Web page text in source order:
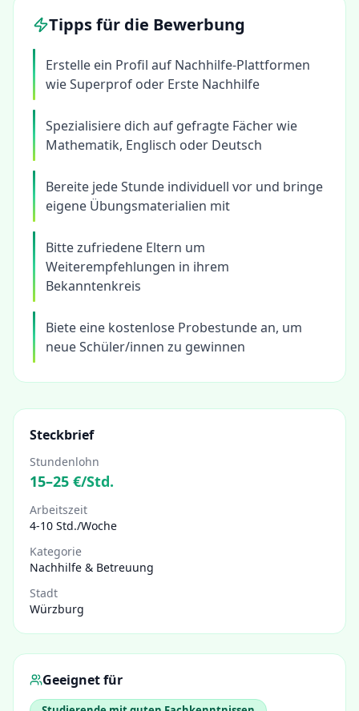
Tipps für die Bewerbung
Erstelle ein Profil auf Nachhilfe-Plattformen
wie Superprof oder Erste Nachhilfe
Spezialisiere dich auf gefragte Fächer wie
Mathematik, Englisch oder Deutsch
Bereite jede Stunde individuell vor und bringe
eigene Übungsmaterialien mit
Bitte zufriedene Eltern um
Weiterempfehlungen in ihrem
Bekanntenkreis
Biete eine kostenlose Probestunde an, um
neue Schüler/innen zu gewinnen
Steckbrief
Stundenlohn
15–25 €/Std.
Arbeitszeit
4-10 Std./Woche
Kategorie
Nachhilfe & Betreuung
Stadt
Würzburg
Geeignet für